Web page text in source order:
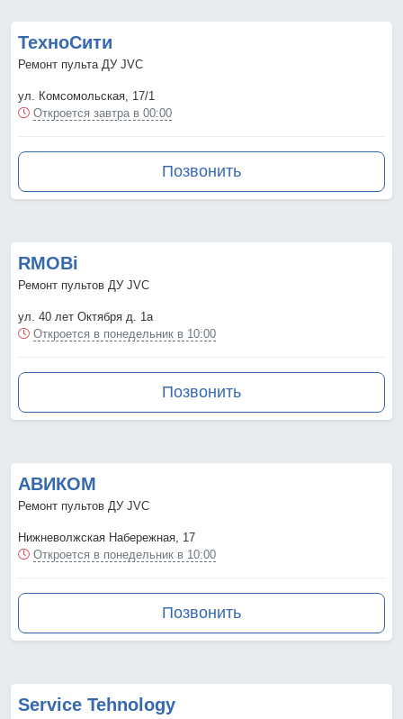
ТехноСити
Ремонт пульта ДУ JVC
ул. Комсомольская, 17/1
Откроется завтра в 00:00
Позвонить
RMOBi
Ремонт пультов ДУ JVC
ул. 40 лет Октября д. 1а
Откроется в понедельник в 10:00
Позвонить
АВИКОМ
Ремонт пультов ДУ JVC
Нижневолжская Набережная, 17
Откроется в понедельник в 10:00
Позвонить
Service Tehnology